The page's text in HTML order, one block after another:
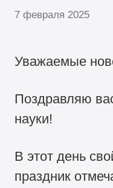
7 февраля 2025
Уважаемые
Поздравляю
науки!
В этот день
праздник